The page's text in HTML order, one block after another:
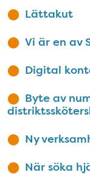
Lättakut
Vi är en av
Digital
Byte av
Ny
När söka